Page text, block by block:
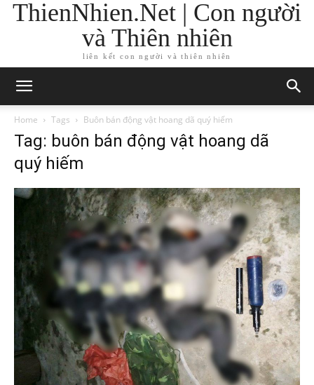
ThienNhien.Net | Con người
và Thiên nhiên
liên kết con người và thiên nhiên
Home Tags Buôn bán động vật hoang dã quý hiếm
Tag: buôn bán động vật hoang dã
quý hiếm